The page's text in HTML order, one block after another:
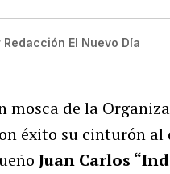
Redacción El Nuevo Día
mosca de la
éxito su cinturón
Juan Carlos